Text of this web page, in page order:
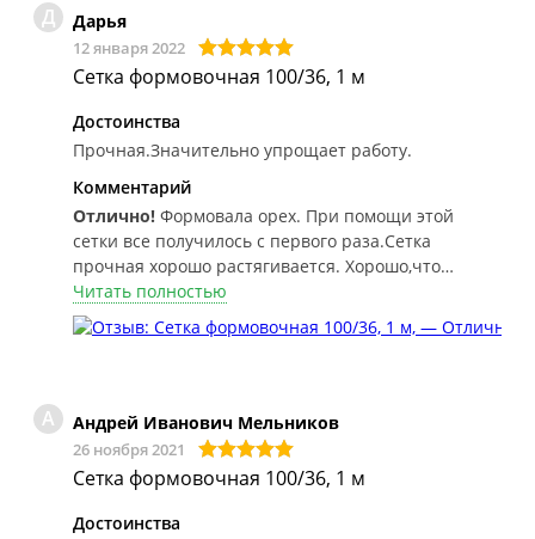
Д Дарья
12 января 2022
Сетка формовочная 100/36, 1 м
Достоинства
Прочная.Значительно упрощает работу.
Комментарий
Отлично! Формовала орех. При помощи этой
сетки все получилось с первого раза.Сетка
прочная хорошо растягивается. Хорошо,что
купила с запасом.
Читать полностью
А Андрей Иванович Мельников
26 ноября 2021
Сетка формовочная 100/36, 1 м
Достоинства